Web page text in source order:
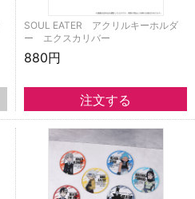
SOUL EATER アクリルキーホルダ
ー エクスカリバー
880円